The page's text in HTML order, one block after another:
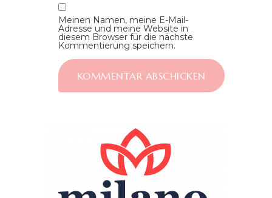
Meinen Namen, meine E-Mail-
Adresse und meine Website in
diesem Browser für die nächste
Kommentierung speichern.